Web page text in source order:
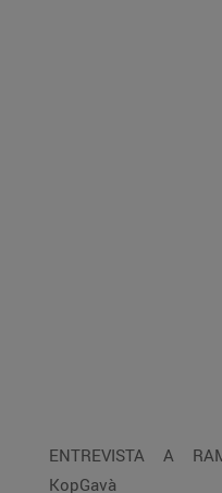
ENTREVISTA A
KopGavà